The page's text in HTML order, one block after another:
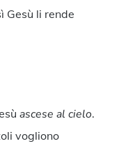
Gesù li rende
ascese al cielo.
vogliono